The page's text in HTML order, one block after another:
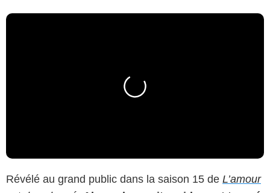
Révélé au grand public dans la saison 15 de L’amour